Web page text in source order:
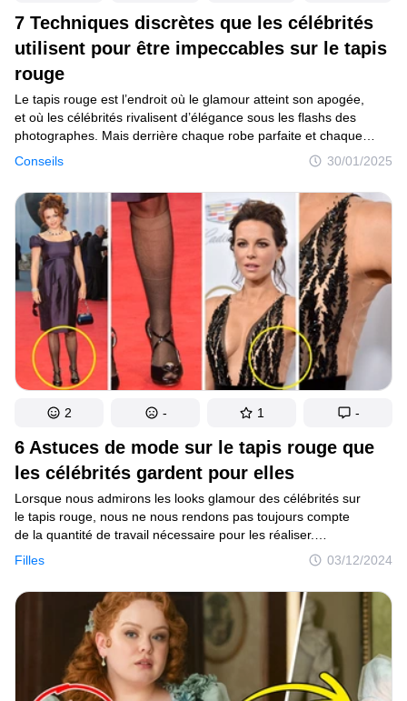
7 Techniques discrètes que les célébrités
utilisent pour être impeccables sur le tapis
rouge
Conseils 30/01/2025
Le tapis rouge est l’endroit où le glamour atteint son apogée,
et où les célébrités rivalisent d’élégance sous les flashs des
photographes. Mais derrière chaque robe parfaite et chaque
posture impeccable se cachent des astuces bien gardées. Ces
techniques, souvent invisibles au premier coup d’œil, sont
essentielles pour éviter les faux pas et assurer une allure
irréprochable. Découvre ces secrets de style que les stars
utilisent discrètement pour briller sous les projecteurs.
6 Astuces de mode sur le tapis rouge que
les célébrités gardent pour elles
Filles 03/12/2024
Lorsque nous admirons les looks glamour des célébrités sur
le tapis rouge, nous ne nous rendons pas toujours compte
de la quantité de travail nécessaire pour les réaliser.
La préparation de ces événements majeurs peut prendre des
semaines, voire des mois. En coulisses, les stars et leurs
assistants recourent à divers stratagèmes astucieux pour
s’assurer que tout se passe bien le jour J.
2 - 1 -